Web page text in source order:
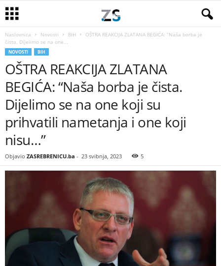
Naslovnica Novosti BiH
OŠTRA REAKCIJA ZLATANA BEGIĆA: “Naša borba je
čista. Dijelimo se na one...
NOVOSTI BIH
OŠTRA REAKCIJA ZLATANA
BEGIĆA: “Naša borba je čista.
Dijelimo se na one koji su
prihvatili nametanja i one koji
nisu…”
Objavio ZASREBRENICU.ba - 23 svibnja, 2023 5